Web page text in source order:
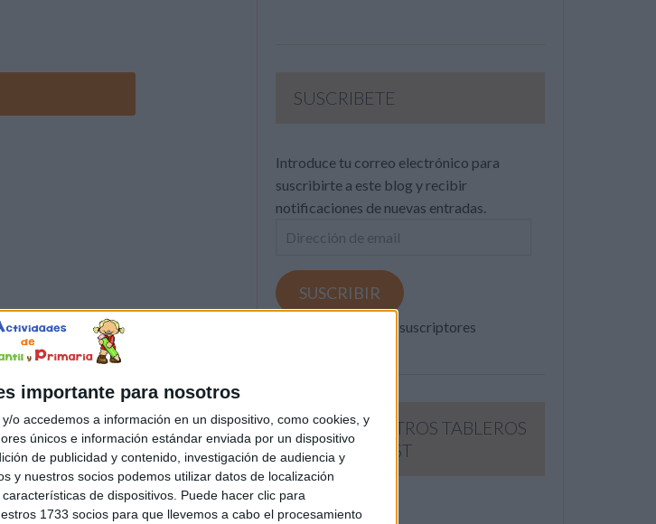
importante para nosotros
o accedemos a información en un dispositivo, como cookies, y
únicos e información estándar enviada por un dispositivo
de publicidad y contenido, investigación de audiencia y
y nuestros socios podemos utilizar datos de localización
de dispositivos. Puede hacer clic para
1733 socios para que llevemos a cabo el procesamiento
SUSCRIBETE
Introduce tu correo electrónico para
suscribirte a este blog y recibir
notificaciones de nuevas entradas.
Dirección
email
SUSCRIBIR
Únete a otros 371K suscriptores
SIGUE NUESTROS TABLEROS
EN PINTEREST